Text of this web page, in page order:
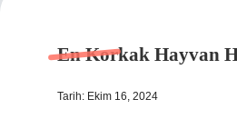
En Korkak Hayvan
Tarih: Ekim 16, 2024